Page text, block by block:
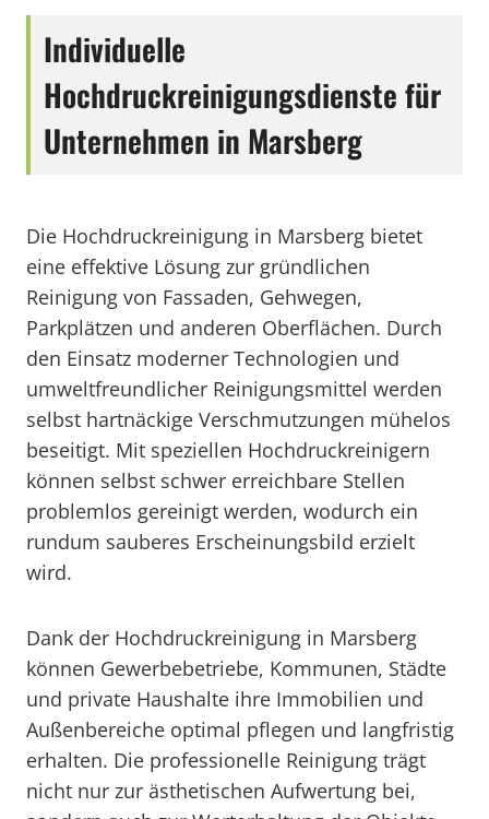
Individuelle
Hochdruckreinigungsdienste für
Unternehmen in Marsberg
Die Hochdruckreinigung in Marsberg bietet
eine effektive Lösung zur gründlichen
Reinigung von Fassaden, Gehwegen,
Parkplätzen und anderen Oberflächen. Durch
den Einsatz moderner Technologien und
umweltfreundlicher Reinigungsmittel werden
selbst hartnäckige Verschmutzungen mühelos
beseitigt. Mit speziellen Hochdruckreinigern
können selbst schwer erreichbare Stellen
problemlos gereinigt werden, wodurch ein
rundum sauberes Erscheinungsbild erzielt
wird.
Dank der Hochdruckreinigung in Marsberg
können Gewerbebetriebe, Kommunen, Städte
und private Haushalte ihre Immobilien und
Außenbereiche optimal pflegen und langfristig
erhalten. Die professionelle Reinigung trägt
nicht nur zur ästhetischen Aufwertung bei,